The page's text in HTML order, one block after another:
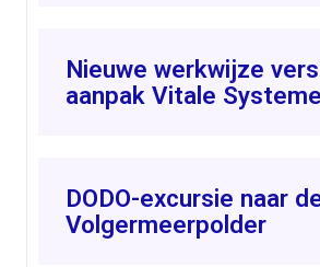
Nieuwe werkwijze
aanpak Vitale
DODO-excursie naar
Volgermeerpolder